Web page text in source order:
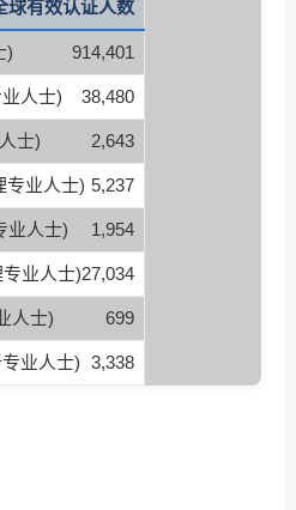
球有效认证人数
) 914,401
人士) 38,480
士) 2,643
专业人士) 5,237
业人士) 1,954
业人士)27,034
人士) 699
业人士) 3,338